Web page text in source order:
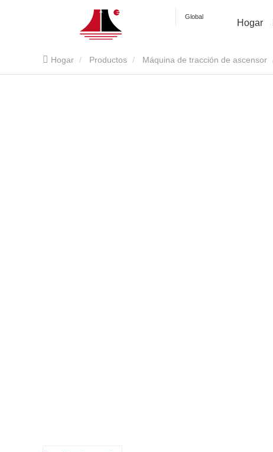
Global
Hogar
Hogar Productos Máquina de tracción de ascensor